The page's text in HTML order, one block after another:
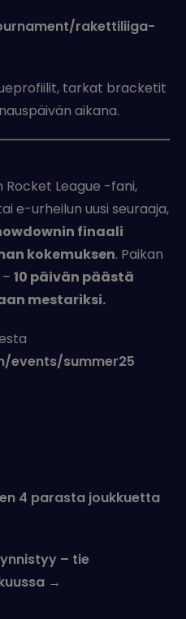
rakettiliiga-
tarkat bracketit
aikana.
League -fani,
e-urheilun uusi seuraaja,
finaali
kokemuksen. Paikan
10 päivän päästä
mestariksi.
events/summer25
4 parasta joukkuetta
– tie
→